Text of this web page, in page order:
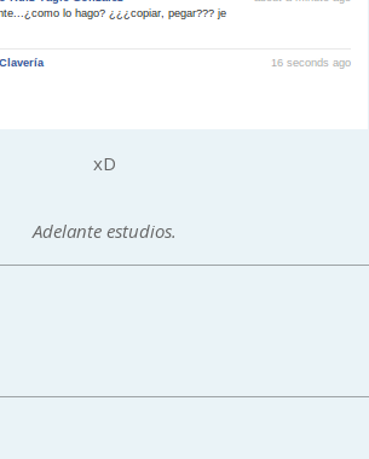
xD
Adelante estudios.